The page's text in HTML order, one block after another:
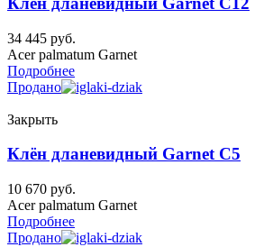
34 445 руб.
Acer palmatum Garnet
Подробнее
Продано
Закрыть
Клён дланевидный Garnet C5
10 670 руб.
Acer palmatum Garnet
Подробнее
Продано